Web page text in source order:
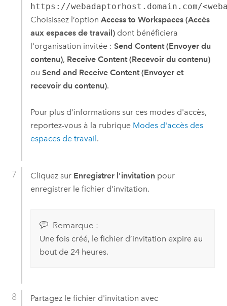
https://webadaptorhost.domain.com/
Choisissez l’option Access to Workspaces (Accès
aux espaces de travail)dont bénéficiera
l'organisation invitée : Send Content (Envoyer du
contenu), Receive Content (Recevoir du contenu)
ou Send and Receive Content (Envoyer et
recevoir du contenu).
Pour plus d'informations sur ces modes d'accès,
reportez-vous à la rubrique Modes d'accès des
espaces de travail .
Cliquez sur Enregistrer l'invitationpour
enregistrer le fichier d'invitation.
Remarque :
Une fois créé, le fichier d’invitation expire au
bout de 24 heures.
Partagez le fichier d'invitation avec